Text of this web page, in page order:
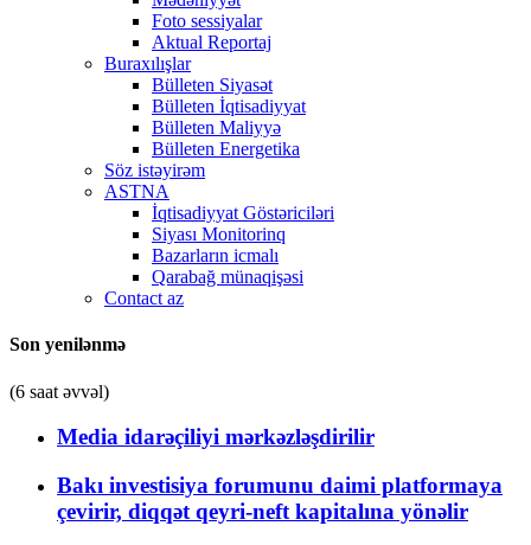
Foto sessiyalar
Aktual Reportaj
Buraxılışlar
Bülleten Siyasət
Bülleten İqtisadiyyat
Bülleten Maliyyə
Bülleten Energetika
Söz istəyirəm
ASTNA
İqtisadiyyat Göstəriciləri
Siyası Monitorinq
Bazarların icmalı
Qarabağ münaqişəsi
Contact az
Son yenilənmə
(6 saat əvvəl)
Media idarəçiliyi mərkəzləşdirilir
Bakı investisiya forumunu daimi platformaya
çevirir, diqqət qeyri-neft kapitalına yönəlir